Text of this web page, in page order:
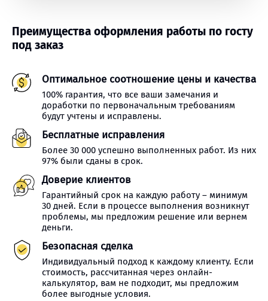
Преимущества оформления работы по госту
под заказ
Оптимальное соотношение цены и качества
100% гарантия, что все ваши замечания и
доработки по первоначальным требованиям
будут учтены и исправлены.
Бесплатные исправления
Более 30 000 успешно выполненных работ. Из них
97% были сданы в срок.
Доверие клиентов
Гарантийный срок на каждую работу – минимум
30 дней. Если в процессе выполнения возникнут
проблемы, мы предложим решение или вернем
деньги.
Безопасная сделка
Индивидуальный подход к каждому клиенту. Если
стоимость, рассчитанная через онлайн-
калькулятор, вам не подходит, мы предложим
более выгодные условия.